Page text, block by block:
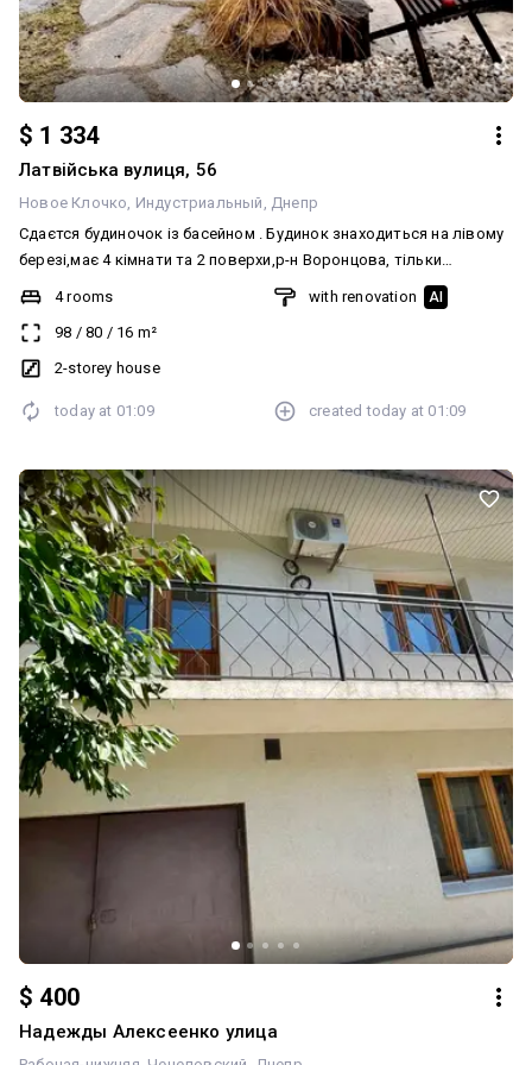
$ 1 334
Латвійська вулиця, 56
Новое Клочко Индустриальный Днепр
Сдаєтся будиночок із басейном . Будинок знаходиться на лівому
березі,має 4 кімнати та 2 поверхи,р-н Воронцова, тільки
довгостроково. Сучасний ремонт, поли з підігрівом у ванній
кімнаті та кухні. Постійно є світло!!!
4 rooms
98 / 80 / 16 m²
2-storey house
with renovation AI
today at 01:09 created today at 01:09
$ 400
Надежды Алексеенко улица